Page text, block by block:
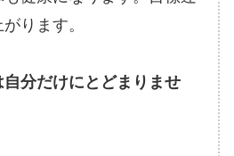
ります。
自分だけにとどまりませ